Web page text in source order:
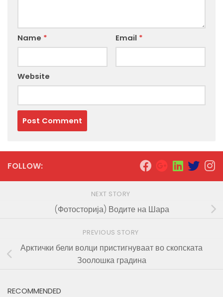
Name * Email *
Website
FOLLOW:
NEXT STORY
(Фотосторија) Водите на Шара
PREVIOUS STORY
Арктички бели волци пристигнуваат во скопската
Зоолошка градина
RECOMMENDED